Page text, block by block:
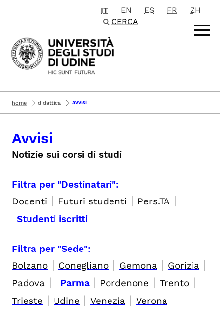
Passa al contenuto principale
IT EN ES FR
ZH
CERCA
home didattica avvisi
Avvisi
Notizie sui corsi di studi
Filtra per "Destinatari":
Docenti | Futuri studenti | Pers.TA |
Studenti iscritti
Filtra per "Sede":
Bolzano | Conegliano | Gemona | Gorizia |
Padova | Parma | Pordenone | Trento |
Trieste | Udine | Venezia | Verona